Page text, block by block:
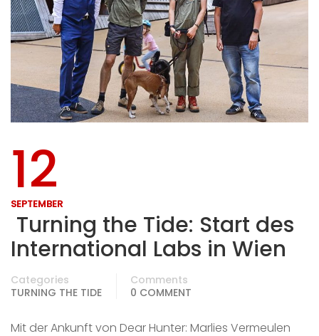
12
SEPTEMBER
Turning the Tide: Start des
International Labs in Wien
Categories
TURNING THE TIDE
Comments
0 COMMENT
Mit der Ankunft von Dear Hunter: Marlies Vermeulen